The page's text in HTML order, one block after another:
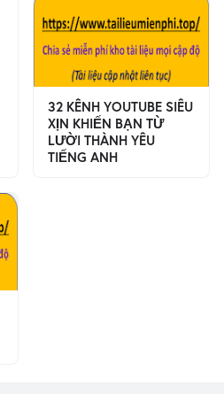
32 KÊNH YOUTUBE SIÊU
XỊN KHIẾN BẠN TỪ
LƯỜI THÀNH YÊU
TIẾNG ANH